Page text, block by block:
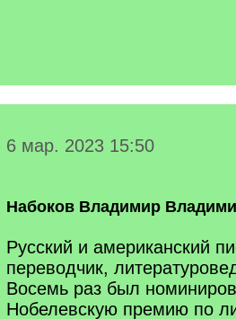
6 мар. 2023 15:50
Набоков Владимир
Русский и американский
переводчик,
Восемь раз был
Нобелевскую премию по